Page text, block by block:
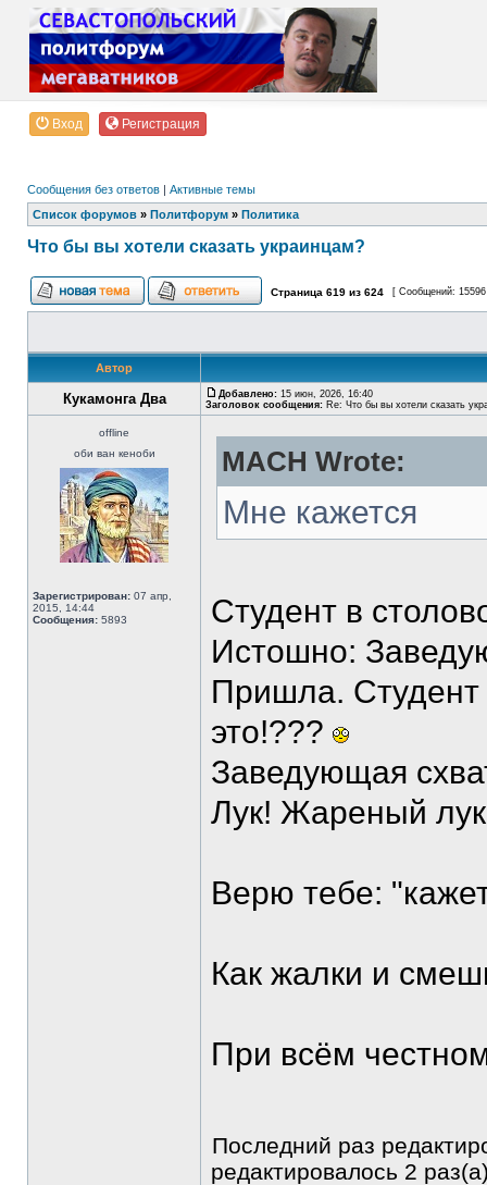
Вход Регистрация
Сообщения без ответов | Активные темы
Список форумов » Политфорум » Политика
Что бы вы хотели сказать украинцам?
Страница 619 из 624 [ Сообщений:
Автор
Кукамонга Два Добавлено: 15 июн, 2026, 16:40
Заголовок сообщения: Re: Что бы вы хотели сказать
offline
оби ван кеноби
Зарегистрирован: 07 апр,
2015, 14:44
Сообщения: 5893
MACH Wrote:
Мне кажется
Студент в
Истошно:
Пришла. Студент
это!???
Заведующая
Лук! Жареный
Верю тебе:
Как жалки и
При всём
Последний раз
редактировалось 2